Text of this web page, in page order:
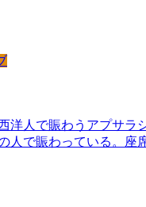
洋人で賑わうアプサラ
で賑わっている。座